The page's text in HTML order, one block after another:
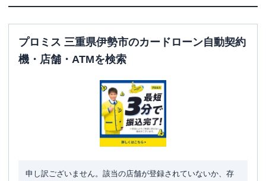
プロミス 三重県伊勢市のカードローン自動契約
機・店舗・ATMを検索
申し訳ございません。該当の店舗が登録されていないか、存